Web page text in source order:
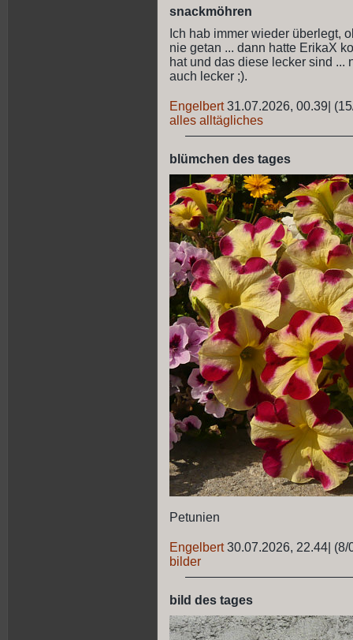
snackmöhren
Ich hab immer wieder überlegt,
nie getan ... dann hatte ErikaX
hat und das diese lecker sind ...
auch lecker ;).
Engelbert 31.07.2026, 00.39
alles alltägliches
blümchen des tages
Petunien
Engelbert 30.07.2026, 22.44 (8/
bilder
bild des tages